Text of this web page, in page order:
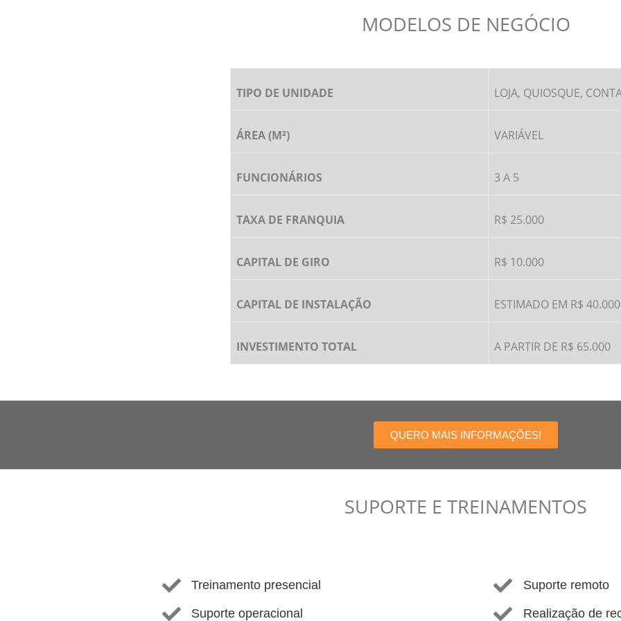
MODELOS DE NEGÓCIO
TIPO DE UNIDADE LOJA, QUIOSQUE,
ÁREA (M²) VARIÁVEL
FUNCIONÁRIOS 3 A 5
TAXA DE FRANQUIA R$ 25.000
CAPITAL DE GIRO R$ 10.000
CAPITAL DE INSTALAÇÃO ESTIMADO EM R$ 40.000
INVESTIMENTO TOTAL A PARTIR DE R$ 65.000
QUERO MAIS INFORMAÇÕES!
SUPORTE E TREINAMENTOS
Treinamento presencial
Suporte operacional
Suporte remoto
Realização de